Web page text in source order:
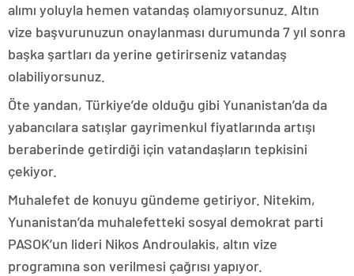
alımı yoluyla hemen vatandaş olamıyorsunuz. Altın
vize başvurunuzun onaylanması durumunda 7 yıl sonra
başka şartları da yerine getirirseniz vatandaş
olabiliyorsunuz.
Öte yandan, Türkiye’de olduğu gibi Yunanistan’da da
yabancılara satışlar gayrimenkul fiyatlarında artışı
beraberinde getirdiği için vatandaşların tepkisini
çekiyor.
Muhalefet de konuyu gündeme getiriyor. Nitekim,
Yunanistan’da muhalefetteki sosyal demokrat parti
PASOK’un lideri Nikos Androulakis, altın vize
programına son verilmesi çağrısı yapıyor.